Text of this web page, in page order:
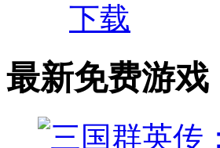
下载
最新免费游戏